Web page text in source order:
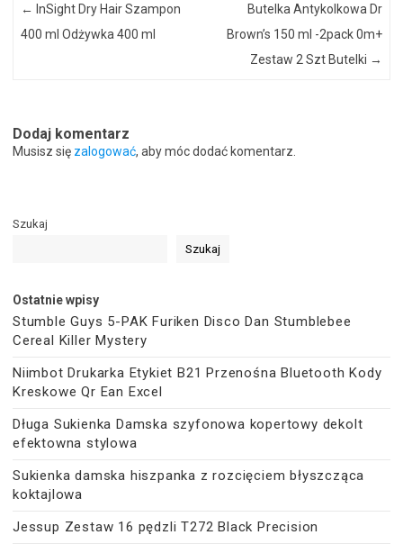
← InSight Dry Hair Szampon
400 ml Odżywka 400 ml
Butelka Antykolkowa Dr
Brown’s 150 ml -2pack 0m+
Zestaw 2 Szt Butelki →
Dodaj komentarz
Musisz się zalogować, aby móc dodać komentarz.
Szukaj
Szukaj
Ostatnie wpisy
Stumble Guys 5-PAK Furiken Disco Dan Stumblebee
Cereal Killer Mystery
Niimbot Drukarka Etykiet B21 Przenośna Bluetooth Kody
Kreskowe Qr Ean Excel
Długa Sukienka Damska szyfonowa kopertowy dekolt
efektowna stylowa
Sukienka damska hiszpanka z rozcięciem błyszcząca
koktajlowa
Jessup Zestaw 16 pędzli T272 Black Precision